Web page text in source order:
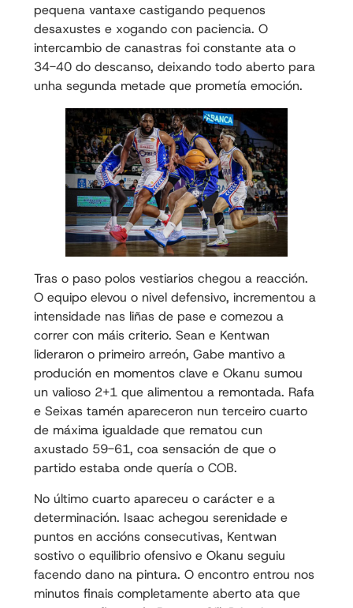
pequena vantaxe castigando pequenos
desaxustes e xogando con paciencia. O
intercambio de canastras foi constante ata o
34-40 do descanso, deixando todo aberto para
unha segunda metade que prometía emoción.
Tras o paso polos vestiarios chegou a reacción.
O equipo elevou o nivel defensivo, incrementou a
intensidade nas liñas de pase e comezou a
correr con máis criterio. Sean e Kentwan
lideraron o primeiro arreón, Gabe mantivo a
produción en momentos clave e Okanu sumou
un valioso 2+1 que alimentou a remontada. Rafa
e Seixas tamén apareceron nun terceiro cuarto
de máxima igualdade que rematou cun
axustado 59-61, coa sensación de que o
partido estaba onde quería o COB.
No último cuarto apareceu o carácter e a
determinación. Isaac achegou serenidade e
puntos en accións consecutivas, Kentwan
sostivo o equilibrio ofensivo e Okanu seguiu
facendo dano na pintura. O encontro entrou nos
minutos finais completamente aberto ata que